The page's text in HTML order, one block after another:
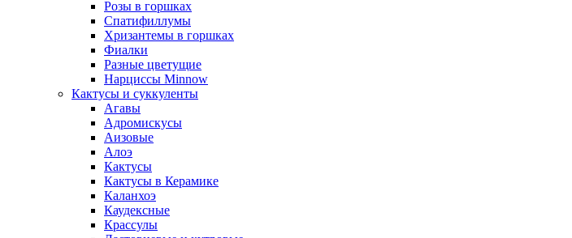
Розы в горшках
Спатифиллумы
Хризантемы в горшках
Фиалки
Разные цветущие
Нарциссы Minnow
Кактусы и суккуленты
Агавы
Адромискусы
Аизовые
Алоэ
Кактусы
Кактусы в Керамике
Каланхоэ
Каудексные
Крассулы